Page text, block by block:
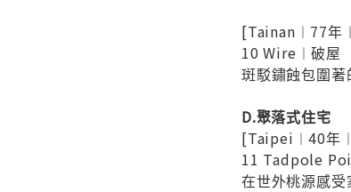
[Tainan︱77年
10 Wire︱破屋
斑駁鏽蝕包圍
D.聚落式住宅
[Taipei︱40年
11 Tadpole
在世外桃源感